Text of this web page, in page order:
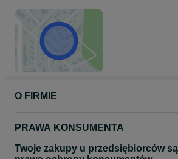
O FIRMIE
PRAWA KONSUMENTA
Twoje zakupy u przedsiębiorców